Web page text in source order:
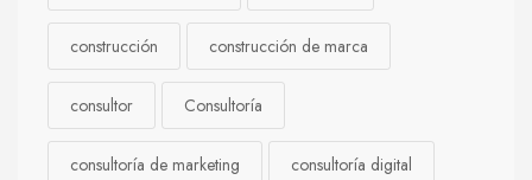
construcción construcción de marca
consultor Consultoría
consultoría de marketing consultoría digital